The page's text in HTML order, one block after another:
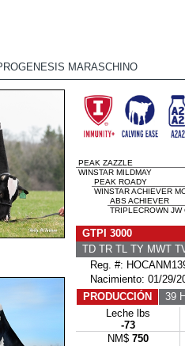
MARASCHINO
PEAK ZAZZLE
WINSTAR MILDMAY
PEAK ROADY
WINSTAR ACHIEVER
ABS ACHIEVER
TRIPLECROWN
GTPI 3000
TD TR TL TY MWT
Reg. #:
Nacimiento: 01/29/
PRODUCCIÓN
39
Leche lbs
-73
NM$ 750